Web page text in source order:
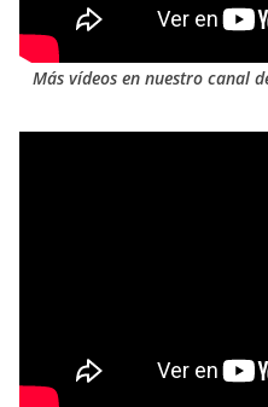
Más vídeos en nuestro canal